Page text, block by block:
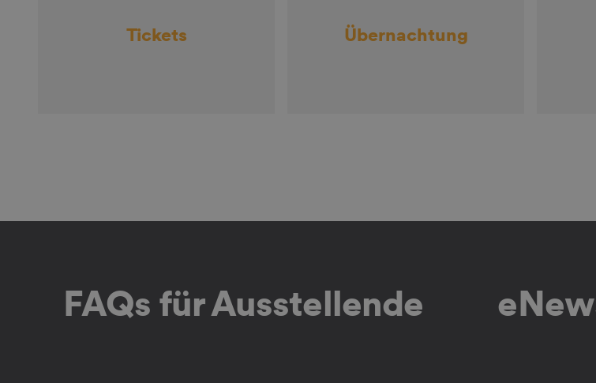
Tickets Übernachtung
FAQs für Ausstellende